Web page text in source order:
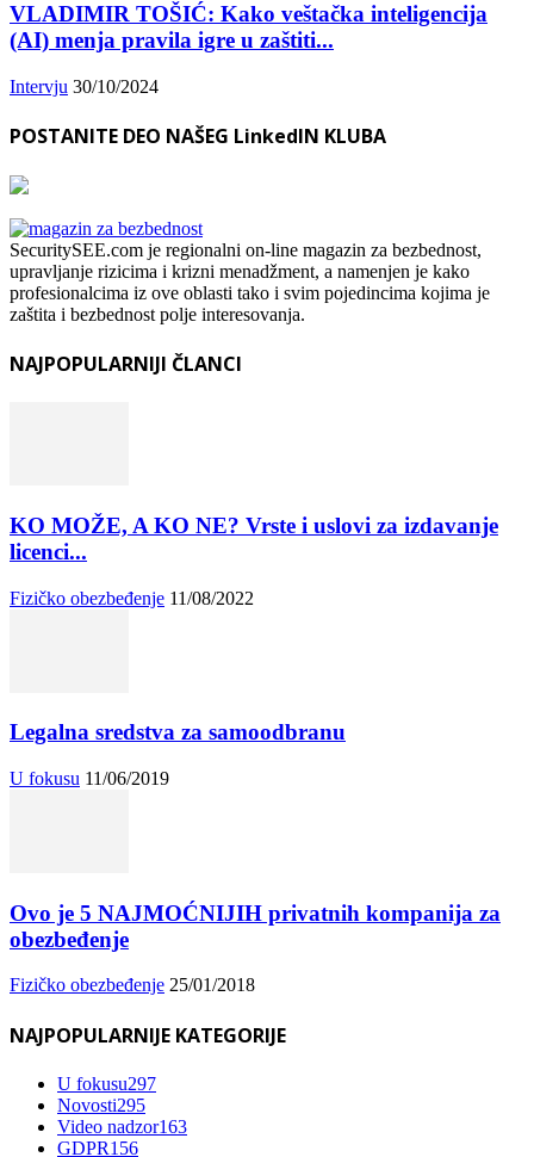
VLADIMIR TOŠIĆ: Kako veštačka inteligencija
(AI) menja pravila igre u zaštiti...
Intervju 30/10/2024
POSTANITE DEO NAŠEG LinkedIN KLUBA
SecuritySEE.com je regionalni on-line magazin za bezbednost,
upravljanje rizicima i krizni menadžment, a namenjen je kako
profesionalcima iz ove oblasti tako i svim pojedincima kojima je
zaštita i bezbednost polje interesovanja.
NAJPOPULARNIJI ČLANCI
KO MOŽE, A KO NE? Vrste i uslovi za izdavanje
licenci...
Fizičko obezbeđenje 11/08/2022
Legalna sredstva za samoodbranu
U fokusu 11/06/2019
Ovo je 5 NAJMOĆNIJIH privatnih kompanija za
obezbeđenje
Fizičko obezbeđenje 25/01/2018
NAJPOPULARNIJE KATEGORIJE
U fokusu297
Novosti295
Video nadzor163
GDPR156